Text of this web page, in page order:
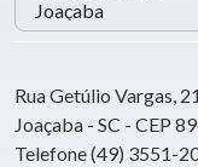
Rua Getúlio Vargas,
Joaçaba - SC - CEP
Telefone (49) 3551-